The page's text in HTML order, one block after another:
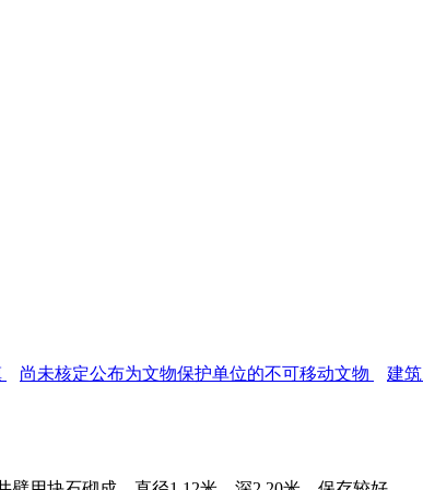
尚未核定公布为文物保护单位的不可移动文物 建筑